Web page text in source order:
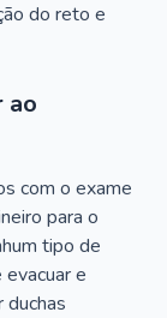
do reto e
ao
com o exame
para o
tipo de
e
duchas